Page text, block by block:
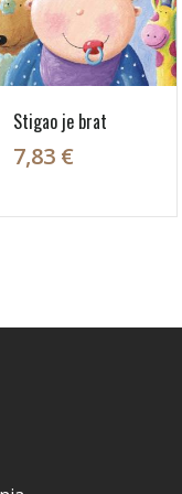
Stigao je brat
7,83 €